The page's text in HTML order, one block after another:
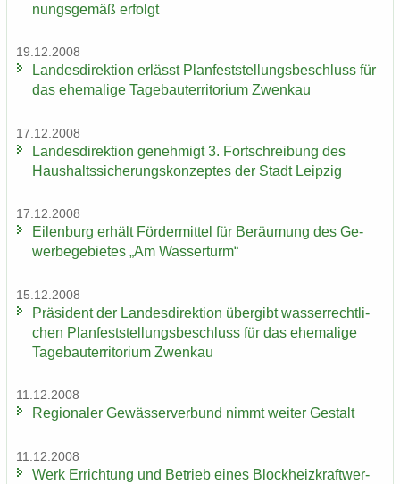
nungs­ge­mäß er­folgt
19.12.2008
Lan­des­di­rek­ti­on er­lässt Plan­fest­stel­lungs­be­schluss für
das ehe­ma­li­ge Ta­ge­bau­ter­ri­to­ri­um Zwenkau
17.12.2008
Lan­des­di­rek­ti­on ge­neh­migt 3. Fort­schrei­bung des
Haus­halts­si­che­rungs­kon­zep­tes der Stadt Leip­zig
17.12.2008
Ei­len­burg er­hält För­der­mit­tel für Be­räu­mung des Ge­
wer­be­ge­bie­tes „Am Was­ser­turm“
15.12.2008
Prä­si­dent der Lan­des­di­rek­ti­on über­gibt was­ser­recht­li­
chen Plan­fest­stel­lungs­be­schluss für das ehe­ma­li­ge
Ta­ge­bau­ter­ri­to­ri­um Zwenkau
11.12.2008
Re­gio­na­ler Ge­wäs­ser­ver­bund nimmt wei­ter Ge­stalt
11.12.2008
Werk Er­rich­tung und Be­trieb eines Block­heiz­kraft­wer­